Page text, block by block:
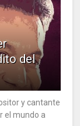
del
y cantante
el mundo a